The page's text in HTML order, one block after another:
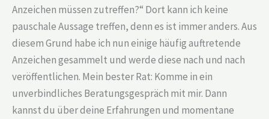
Anzeichen müssen zutreffen?“ Dort kann ich keine
pauschale Aussage treffen, denn es ist immer anders. Aus
diesem Grund habe ich nun einige häufig auftretende
Anzeichen gesammelt und werde diese nach und nach
veröffentlichen. Mein bester Rat: Komme in ein
unverbindliches Beratungsgespräch mit mir. Dann
kannst du über deine Erfahrungen und momentane